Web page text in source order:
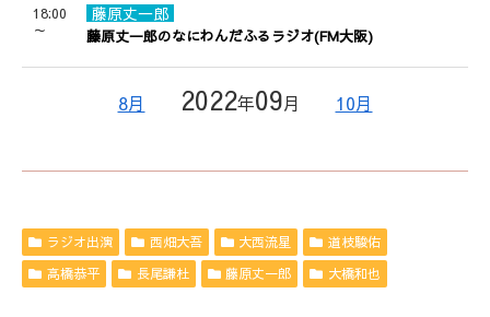
18:00
～
藤原丈一郎
藤原丈一郎のなにわんだふるラジオ(FM大阪)
8月 2022年09月 10月
ラジオ出演 西畑大吾 大西流星
道枝駿佑
高橋恭平
長尾謙杜 藤原丈一郎 大橋和也